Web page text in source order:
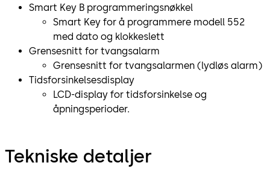
Smart Key B programmeringsnøkkel
Smart Key for å programmere modell 552
med dato og klokkeslett
Grensesnitt for tvangsalarm
Grensesnitt for tvangsalarmen (lydløs alarm)
Tidsforsinkelsesdisplay
LCD-display for tidsforsinkelse og
åpningsperioder.
Tekniske detaljer